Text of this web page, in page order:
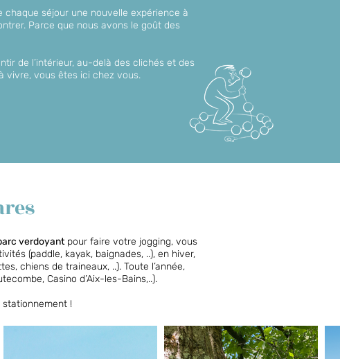
séjour une nouvelle expérience à
Parce que nous avons le goût des
de l’intérieur, au-delà des clichés et des
vivre, vous êtes ici chez vous.​
verdoyantpour faire votre jogging, vous
(paddle, kayak, baignades, ..), en hiver,
chiens de traineaux, ..). Toute l’année,
Casino d’Aix-les-Bains,..).
!